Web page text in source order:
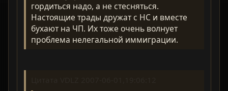
гордиться надо, а не стесняться.
Настоящие трады дружат с НС и вместе
бухают на ЧП. Их тоже очень волнует
проблема нелегальной иммиграции.